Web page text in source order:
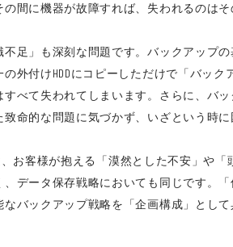
の間に機器が故障すれば、失われるのは
不足」も深刻な問題です。バックアップ
の外付けHDDにコピーしただけで「バッ
すべて失われてしまいます。さらに、バ
致命的な問題に気づかず、いざという時に
、お客様が抱える「漠然とした不安」や
、データ保存戦略においても同じです。
なバックアップ戦略を「企画構成」とし